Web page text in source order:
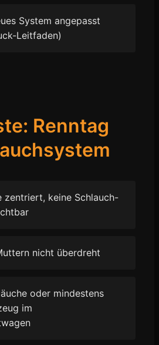
System angepasst
Leitfaden)
Renntag
zentriert, keine Schlauch-
nicht überdreht
oder mindestens
im